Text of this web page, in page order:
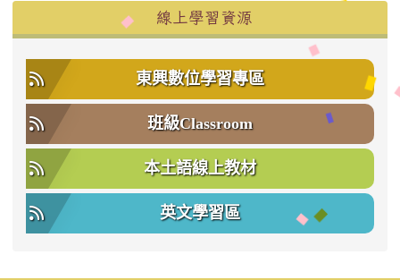
右邊區域內容 線上學習資源
東興數位學習專區
班級Classroom
本土語線上教材
英文學習區